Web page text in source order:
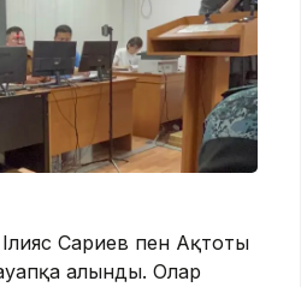
Сариев пен Ақтоты
алынды. Олар